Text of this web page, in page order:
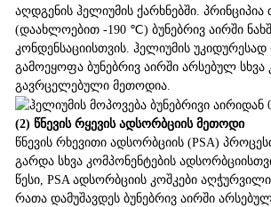
აღდგენის ჰელიუმის ქარხნებში.
(დაახლოებით -190 ℃) ბუნებრივ აირში
კონდენსაციისთვის. ჰელიუმის
გამოეყოფა ბუნებრივ აირში არსებულ სხვა
გავრცელებული მეთოდია.
(2) წნევის რყევის ადსორბციის მეთოდი
წნევის რხევითი ადსორბციის (PSA)
გარდა სხვა კომპონენტების
წესი, PSA ადსორბციის კოშკები
რათა დამუშავდეს ბუნებრივ აირში